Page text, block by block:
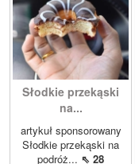
Słodkie przekąski
na...
artykuł sponsorowany
Słodkie przekąski na
podróż... ⇖ 28